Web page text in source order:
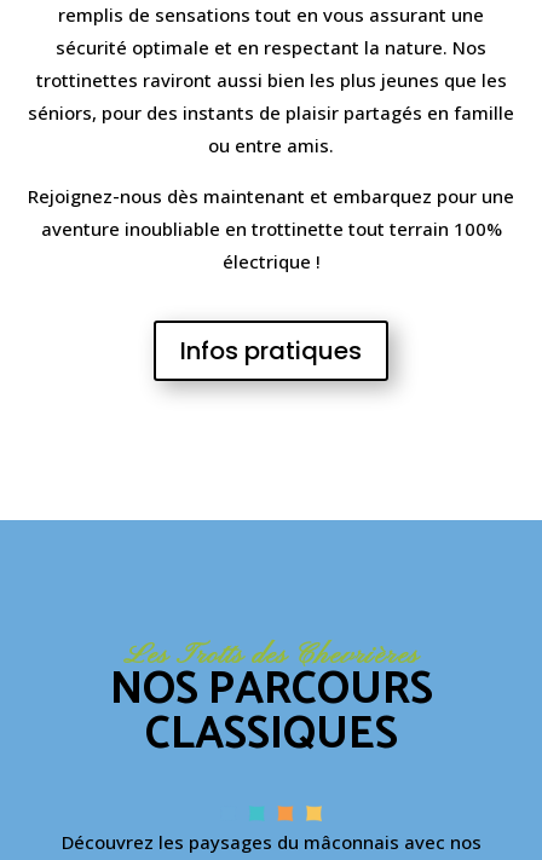
remplis de sensations tout en vous assurant une
sécurité optimale et en respectant la nature. Nos
trottinettes raviront aussi bien les plus jeunes que les
séniors, pour des instants de plaisir partagés en famille
ou entre amis.
Rejoignez-nous dès maintenant et embarquez pour une
aventure inoubliable en trottinette tout terrain 100%
électrique !
Infos pratiques
Les Trotts des Chevrières
NOS PARCOURS
CLASSIQUES
Découvrez les paysages du mâconnais avec nos